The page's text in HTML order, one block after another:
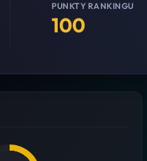
PUNKTY RANKINGU
100